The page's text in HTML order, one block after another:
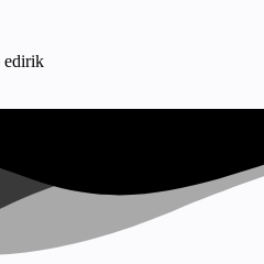
edirik